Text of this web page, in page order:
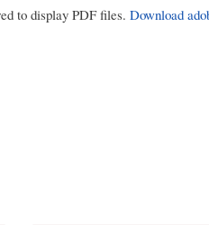
to display PDF files. Download